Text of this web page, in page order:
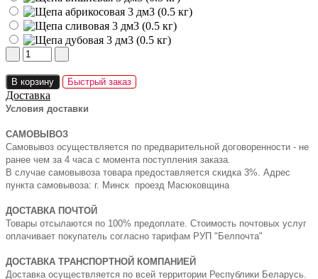
В корзину Быстрый заказ
Доставка
Условия доставки
САМОВЫВОЗ
Самовывоз осуществляется по предварительной договоренности - не
ранее чем за 4 часа с момента поступления заказа.
В случае самовывоза товара предоставляется скидка 3%. Адрес
пункта самовывоза: г. Минск проезд Масюковщина
ДОСТАВКА ПОЧТОЙ
Товары отсылаются по 100% предоплате. Стоимость почтовых услуг
оплачивает покупатель согласно тарифам РУП "Белпочта"
ДОСТАВКА ТРАНСПОРТНОЙ КОМПАНИЕЙ
Доставка осуществляется по всей территории Республики Беларусь.